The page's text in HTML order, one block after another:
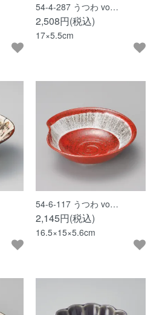
54-4-287 うつわ vo…
2,508円(税込)
17×5.5cm
54-6-117 うつわ vo…
2,145円(税込)
16.5×15×5.6cm